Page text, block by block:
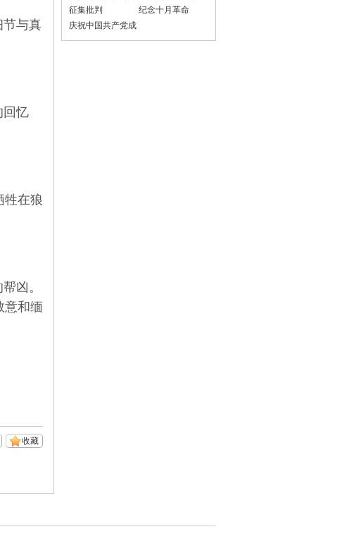
与真
忆
在狼
凶。
意和缅
收藏
征集批判
纪念十月革命
庆祝中国共产党成
立100周年